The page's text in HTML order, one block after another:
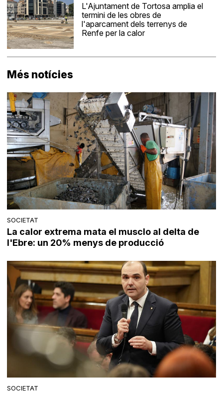
L'Ajuntament de Tortosa amplia el
termini de les obres de
l'aparcament dels terrenys de
Renfe per la calor
Més notícies
SOCIETAT
La calor extrema mata el musclo al delta de
l'Ebre: un 20% menys de producció
SOCIETAT